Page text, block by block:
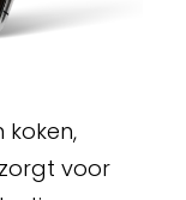
koken,
voor